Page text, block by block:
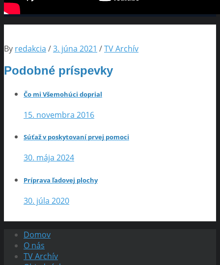
By redakcia /3. júna 2021 /TV Archív
Podobné príspevky
Čo mi Všemohúci doprial
15. novembra 2016
Súťaž v poskytovaní prvej pomoci
30. mája 2024
Príprava ľadovej plochy
30. júla 2020
Domov
O nás
TV Archív